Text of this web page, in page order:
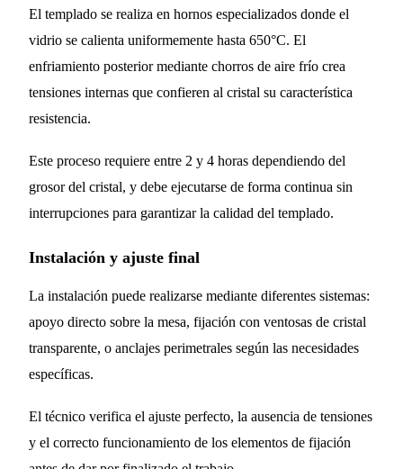
El templado se realiza en hornos especializados donde el
vidrio se calienta uniformemente hasta 650°C. El
enfriamiento posterior mediante chorros de aire frío crea
tensiones internas que confieren al cristal su característica
resistencia.
Este proceso requiere entre 2 y 4 horas dependiendo del
grosor del cristal, y debe ejecutarse de forma continua sin
interrupciones para garantizar la calidad del templado.
Instalación y ajuste final
La instalación puede realizarse mediante diferentes sistemas:
apoyo directo sobre la mesa, fijación con ventosas de cristal
transparente, o anclajes perimetrales según las necesidades
específicas.
El técnico verifica el ajuste perfecto, la ausencia de tensiones
y el correcto funcionamiento de los elementos de fijación